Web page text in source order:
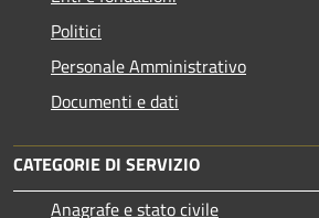
Politici
Personale Amministrativo
Documenti e dati
CATEGORIE DI SERVIZIO
Anagrafe e stato civile